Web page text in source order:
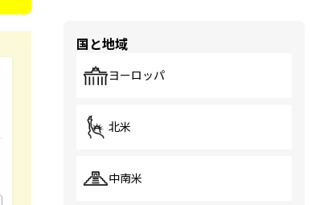
国と地域
ヨーロッパ
北米
中南米